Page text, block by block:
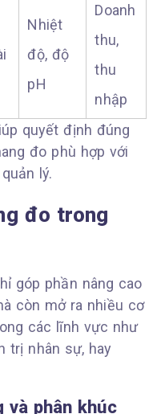
Nhiệt
độ, độ
pH
Doanh
thu,
thu
nhập
quyết định đúng
đo phù hợp với
lý.
đo trong
góp phần nâng cao
còn mở ra nhiều cơ
các lĩnh vực như
trị nhân sự, hay
và phân khúc